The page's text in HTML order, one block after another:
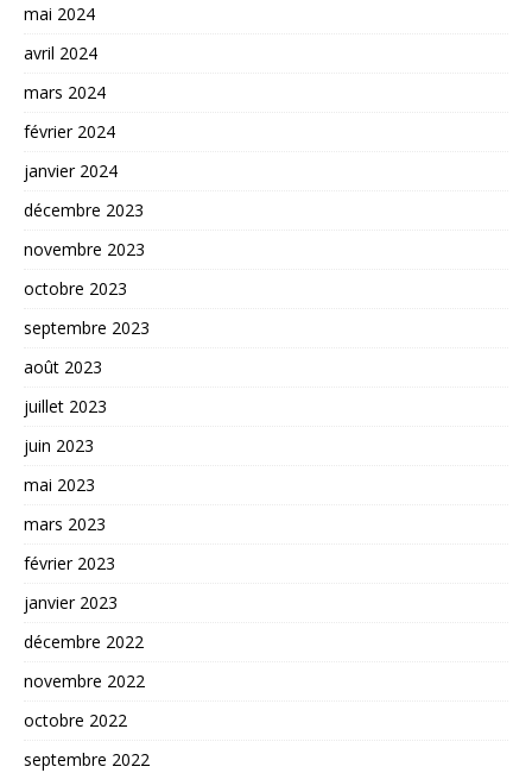
mai 2024
avril 2024
mars 2024
février 2024
janvier 2024
décembre 2023
novembre 2023
octobre 2023
septembre 2023
août 2023
juillet 2023
juin 2023
mai 2023
mars 2023
février 2023
janvier 2023
décembre 2022
novembre 2022
octobre 2022
septembre 2022